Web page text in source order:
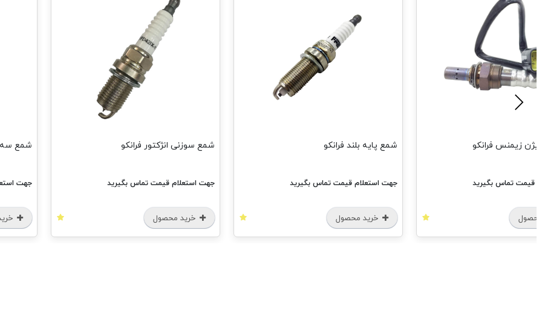
زیمنس فرانکو
قیمت تماس بگیرید
شمع پایه بلند فرانکو
جهت استعلام قیمت تماس بگیرید
خرید محصول
شمع سوزنی انژکتور فرانکو
جهت استعلام قیمت تماس بگیرید
خرید محصول
شمع سه
جهت